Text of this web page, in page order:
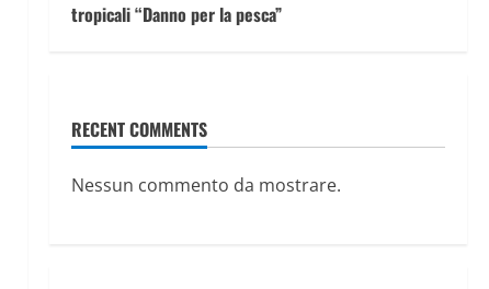
tropicali “Danno per la pesca”
RECENT COMMENTS
Nessun commento da mostrare.